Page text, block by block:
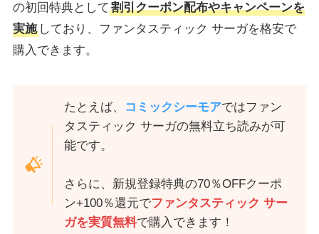
の初回特典として 割引クーポン配布やキャンペーンを
実施しており、ファンタスティック サーガを格安で
購入できます。
たとえば、 コミックシーモアではファン
タスティック サーガの無料立ち読みが可
能です。
さらに、新規登録特典の70％OFFクーポ
ン+100％還元でファンタスティック サー
ガを実質無料で購入できます！